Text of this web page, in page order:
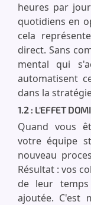
heures par
quotidiens en
cela
direct. Sans
mental qui
automatisent
dans la
1.2 : L'EFFET
Quand vous
votre équipe
nouveau
Résultat : vos
de leur
ajoutée. C'est